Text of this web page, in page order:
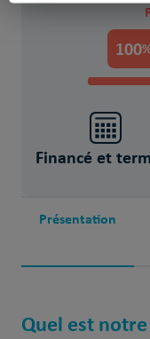
100
Financé et
Présentation
Quel est